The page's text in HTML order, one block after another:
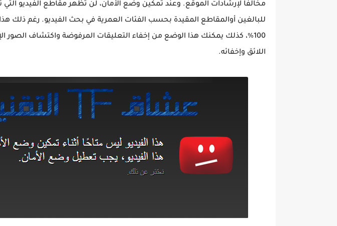
مخالفًا لإرشادات الموقع. وعند تمكين وضع الأمان، لن تظهر مقاطع الفيديو
للبالغين أوالمقاطع المقيدة بحسب الفئات العمرية في بحث الفيديو. رغم ذلك
100%، كذلك يمكنك هذا الوضع من إخفاء التعليقات المرفوضة واكتشاف الصور
اللائق وإخفائه.